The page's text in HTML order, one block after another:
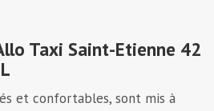
Taxi Saint-Etienne 42
et confortables, sont mis à